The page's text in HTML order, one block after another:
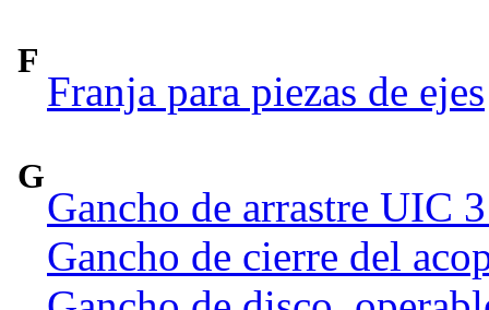
F
Franja para piezas de ejes
G
Gancho de arrastre UIC
Gancho de cierre del